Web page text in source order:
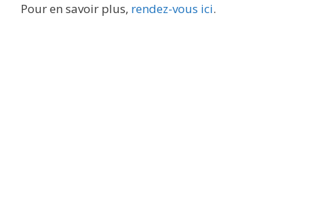
Pour en savoir plus, rendez-vous ici.